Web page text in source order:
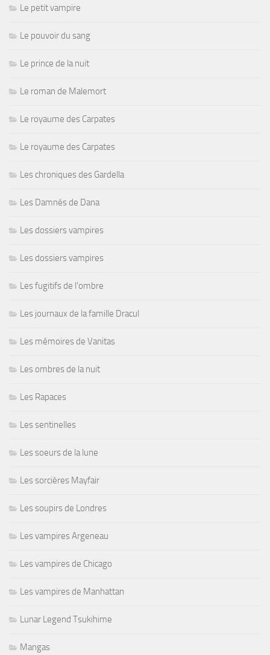
Le petit vampire
Le pouvoir du sang
Le prince de la nuit
Le roman de Malemort
Le royaume des Carpates
Le royaume des Carpates
Les chroniques des Gardella
Les Damnés de Dana
Les dossiers vampires
Les dossiers vampires
Les fugitifs de l'ombre
Les journaux de la famille Dracul
Les mémoires de Vanitas
Les ombres de la nuit
Les Rapaces
Les sentinelles
Les soeurs de la lune
Les sorcières Mayfair
Les soupirs de Londres
Les vampires Argeneau
Les vampires de Chicago
Les vampires de Manhattan
Lunar Legend Tsukihime
Mangas